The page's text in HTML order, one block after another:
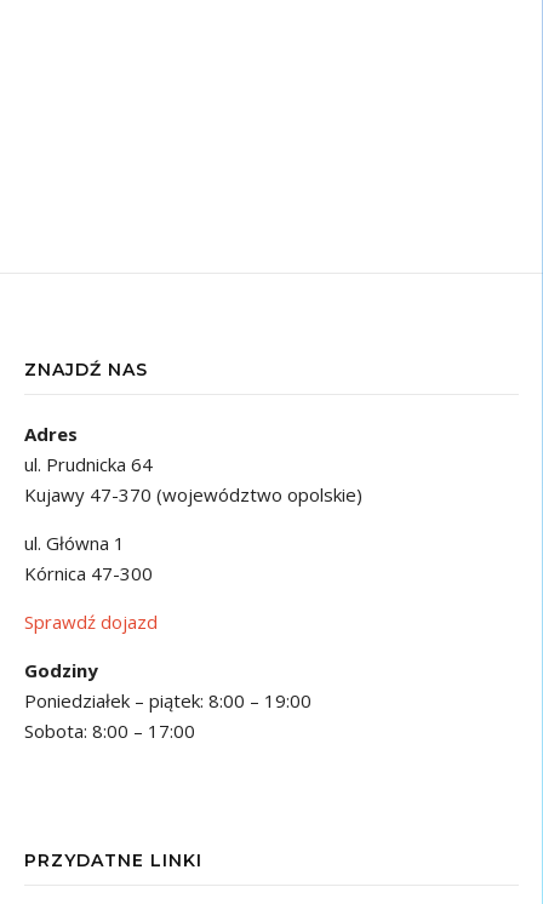
ZNAJDŹ NAS
Adres
ul. Prudnicka 64
Kujawy 47-370 (województwo opolskie)
ul. Główna 1
Kórnica 47-300
Sprawdź dojazd
Godziny
Poniedziałek – piątek: 8:00 – 19:00
Sobota: 8:00 – 17:00
PRZYDATNE LINKI